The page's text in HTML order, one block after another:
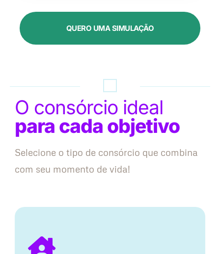
QUERO UMA SIMULAÇÃO
O consórcio ideal
para cada objetivo
Selecione o tipo de consórcio que combina
com seu momento de vida!